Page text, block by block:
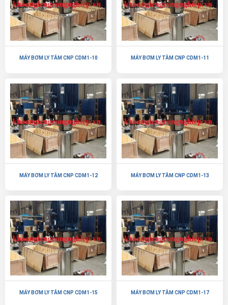
MÁY BƠM LY TÂM CNP CDM1-10 MÁY BƠM LY TÂM CNP CDM1-11
MÁY BƠM LY TÂM CNP CDM1-12 MÁY BƠM LY TÂM CNP CDM1-13
MÁY BƠM LY TÂM CNP CDM1-15 MÁY BƠM LY TÂM CNP CDM1-17